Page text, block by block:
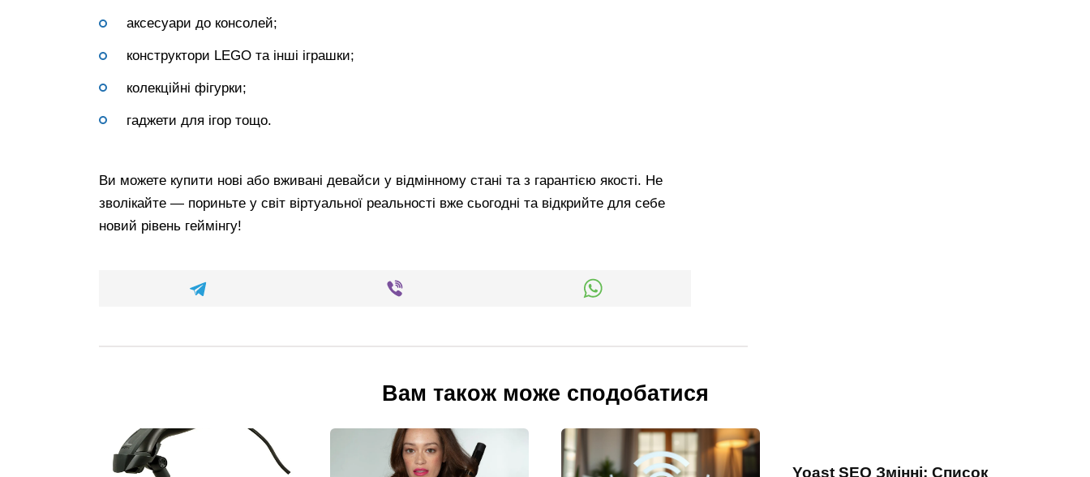
аксесуари до консолей;
конструктори LEGO та інші іграшки;
колекційні фігурки;
гаджети для ігор тощо.
Ви можете купити нові або вживані девайси у відмінному стані та з гарантією якості. Не
зволікайте — пориньте у світ віртуальної реальності вже сьогодні та відкрийте для себе
новий рівень геймінгу!
Вам також може сподобатися
Yoast SEO Змінні: Список